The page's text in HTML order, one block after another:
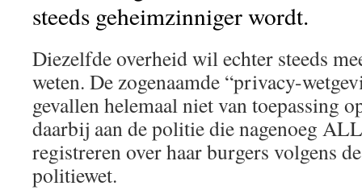
steeds geheimzinniger wordt.
Diezelfde overheid wil echter steeds
weten. De zogenaamde “privacy-
gevallen helemaal niet van toepassing
daarbij aan de politie die nagenoeg
registreren over haar burgers volgens
politiewet.